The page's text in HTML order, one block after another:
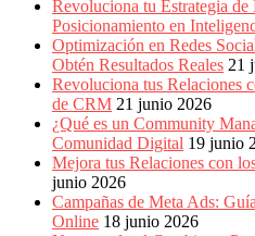
Revoluciona tu Estrategia de
Posicionamiento en
Optimización en Redes
Obtén Resultados Reales 21
Revoluciona tus Relaciones
de CRM 21 junio 2026
¿Qué es un Community
Comunidad Digital 19 junio
Mejora tus Relaciones con
junio 2026
Campañas de Meta Ads:
Online 18 junio 2026